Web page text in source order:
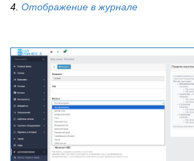
4. Отображение в журнале